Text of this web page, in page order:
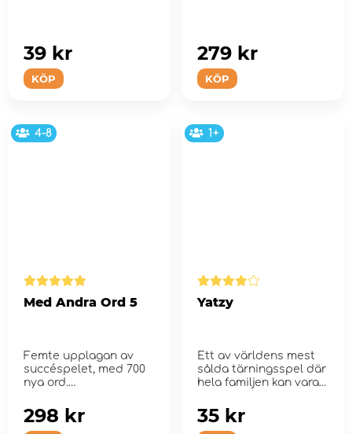
KÖP
39 kr
KÖP
279 kr
4-8
Med Andra Ord 5
Femte upplagan av
succéspelet, med 700
nya ord.
298 kr
1+
Yatzy
Ett av världens mest
sålda tärningsspel där
hela familjen kan vara
35 kr